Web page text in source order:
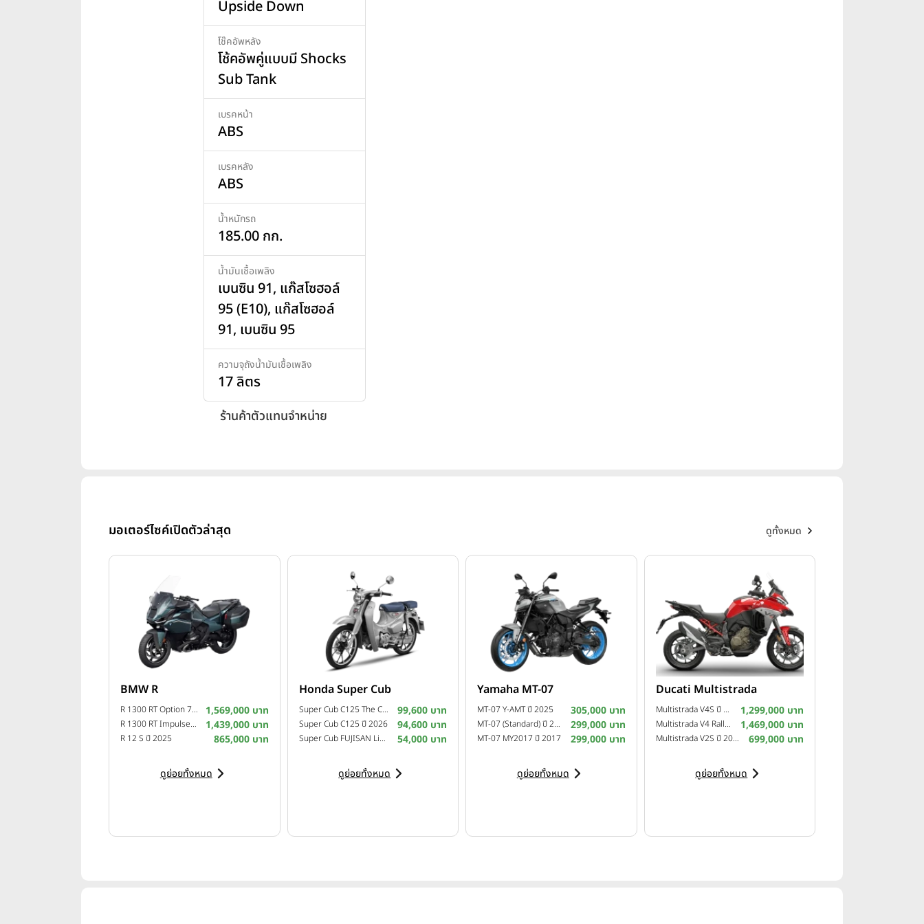
Upside Down
โช๊คอัพหลัง
โช้คอัพคู่แบบมี Shocks
Sub Tank
เบรคหน้า
ABS
เบรคหลัง
ABS
น้ำหนักรถ
185.00 กก.
น้ำมันเชื้อเพลิง
เบนซิน 91, แก๊สโซฮอล์
95 (E10), แก๊สโซฮอล์
91, เบนซิน 95
ความจุถังน้ำมันเชื้อเพลิง
17 ลิตร
ร้านค้าตัวแทนจำหน่าย
มอเตอร์ไซค์เปิดตัวล่าสุด ดูทั้งหมด
BMW R
R 1300 RT Option 719 Camargue ปี 2025 1,569,000 บาท
R 1300 RT Impulse ปี 2025 1,439,000 บาท
R 12 S ปี 2025 865,000 บาท
ดูย่อยทั้งหมด
Honda Super Cub
Super Cub C125 The Crafted Calm Custom Edition ปี 2026 99,600 บาท
Super Cub C125 ปี 2026 94,600 บาท
Super Cub FUJISAN Limited Edition ปี 2025 54,000 บาท
ดูย่อยทั้งหมด
Yamaha MT-07
MT-07 Y-AMT ปี 2025 305,000 บาท
MT-07 (Standard) ปี 2025 299,000 บาท
MT-07 MY2017 ปี 2017 299,000 บาท
ดูย่อยทั้งหมด
Ducati Multistrada
Multistrada V4S ปี 2025 1,299,000 บาท
Multistrada V4 Rally ปี 2024 1,469,000 บาท
Multistrada V2S ปี 2023 699,000 บาท
ดูย่อยทั้งหมด